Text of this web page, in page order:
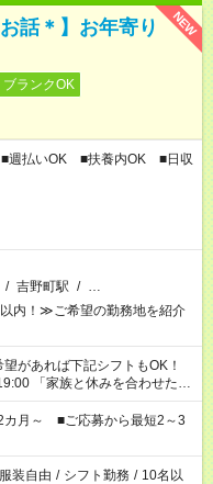
NEW
話＊】お年寄り
ブランクOK
週払いOK ■扶養内OK ■日収
/ 吉野町駅 / …
内！≫ご希望の勤務地を紹介
わせた
したい」 「できれば残業はし
ね。 ※Wワーク希望
勤務時間と、もう1つのお仕事
える場合は応募できません。
カ月～ ■ご応募から最短2～3
服装自由 / シフト勤務 / 10名以